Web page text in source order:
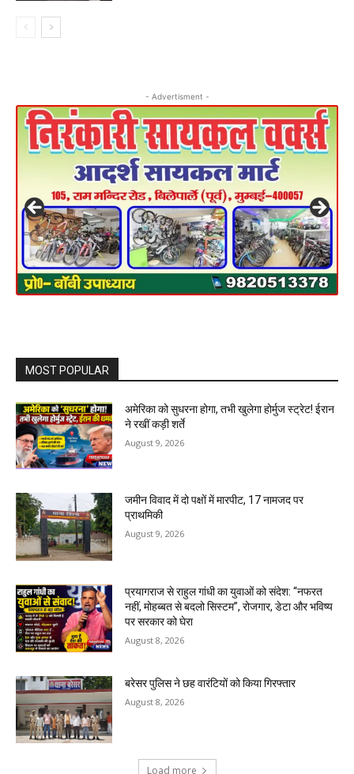
- Advertisment -
MOST POPULAR
अमेरिका को सुधरना होगा, तभी खुलेगा होर्मुज स्ट्रेट! ईरान
ने रखीं कड़ी शर्ते
August 9, 2026
जमीन विवाद में दो पक्षों में मारपीट, 17 नामजद पर
प्राथमिकी
August 9, 2026
प्रयागराज से राहुल गांधी का युवाओं को संदेश: “नफरत
नहीं, मोहब्बत से बदलो सिस्टम”, रोजगार, डेटा और भविष्य
पर सरकार को घेरा
August 8, 2026
बरेसर पुलिस ने छह वारंटियों को किया गिरफ्तार
August 8, 2026
Load more